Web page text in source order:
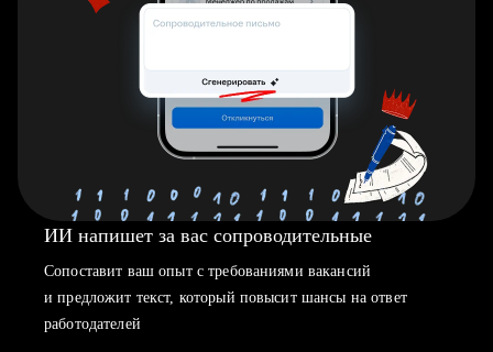
ИИ напишет за вас сопроводительные
Сопоставит ваш опыт с требованиями вакансий
и предложит текст, который повысит шансы на ответ
работодателей